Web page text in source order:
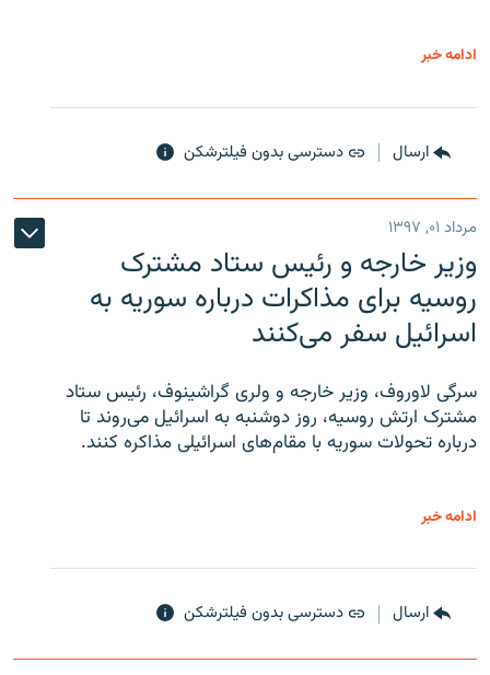
ادامه خبر
ارسال دسترسی بدون فیلترشکن
مرداد ۰۱, ۱۳۹۷
وزیر خارجه و رئیس‌ ستاد مشترک
روسیه برای مذاکرات درباره سوریه به
اسرائیل سفر می‌کنند
سرگی لاوروف، وزیر خارجه و ولری گراشینوف، رئیس ستاد
مشترک ارتش روسیه، روز دوشنبه به اسرائیل می‌روند تا
درباره تحولات سوریه با مقام‌های اسرائیلی مذاکره کنند.
ادامه خبر
ارسال دسترسی بدون فیلترشکن